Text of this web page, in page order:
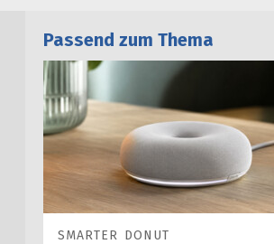
Passend zum Thema
SMARTER DONUT